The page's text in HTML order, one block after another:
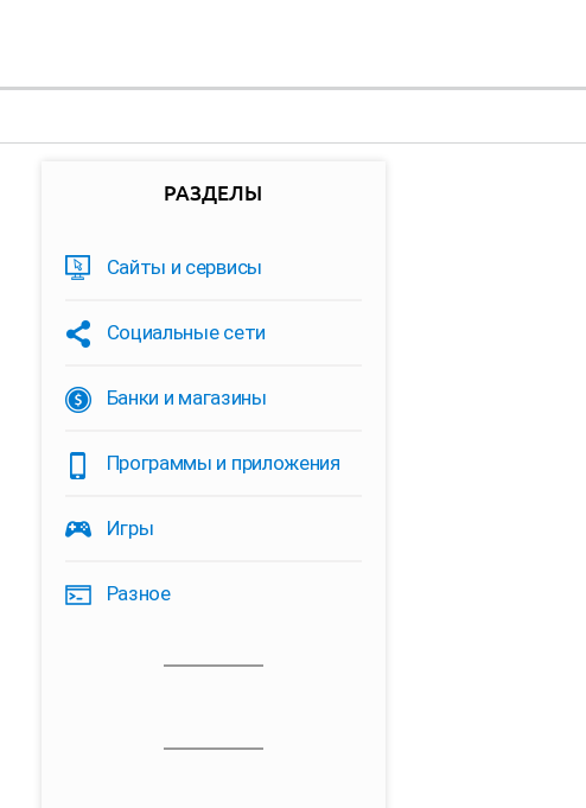
РАЗДЕЛЫ
Сайты и сервисы
Социальные сети
Банки и магазины
Программы и приложения
Игры
Разное